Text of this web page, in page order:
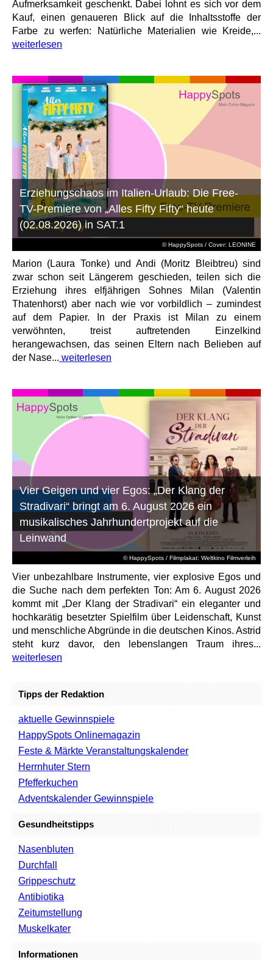
Aufmerksamkeit geschenkt. Dabei lohnt es sich vor dem
Kauf, einen genaueren Blick auf die Inhaltsstoffe der
Farbe zu werfen: Natürliche Materialien wie Kreide,...
weiterlesen
© HappySpots / Cover: LEONINE
Erziehungschaos im Italien-Urlaub: Die Free-
TV-Premiere von „Alles Fifty Fifty“ heute
(02.08.2026) in SAT.1
Marion (Laura Tonke) und Andi (Moritz Bleibtreu) sind
zwar schon seit Längerem geschieden, teilen sich die
Erziehung ihres elfjährigen Sohnes Milan (Valentin
Thatenhorst) aber nach wie vor vorbildlich – zumindest
auf dem Papier. In der Praxis ist Milan zu einem
verwöhnten, treist auftretenden Einzelkind
herangewachsen, das seinen Eltern nach Belieben auf
der Nase... weiterlesen
© HappySpots / Filmplakat: Weltkino Filmverleih
Vier Geigen und vier Egos: „Der Klang der
Stradivari“ bringt am 6. August 2026 ein
musikalisches Jahrhundertprojekt auf die
Leinwand
Vier unbezahlbare Instrumente, vier explosive Egos und
die Suche nach dem perfekten Ton: Am 6. August 2026
kommt mit „Der Klang der Stradivari“ ein eleganter und
hochkarätig besetzter Spielfilm über Leidenschaft, Kunst
und menschliche Abgründe in die deutschen Kinos. Astrid
steht kurz davor, den lebenslangen Traum ihres...
weiterlesen
Tipps der Redaktion
aktuelle Gewinnspiele
HappySpots Onlinemagazin
Feste & Märkte Veranstaltungskalender
Herrnhuter Stern
Pfefferkuchen
Adventskalender Gewinnspiele
Gesundheitstipps
Nasenbluten
Durchfall
Grippeschutz
Antibiotika
Zeitumstellung
Muskelkater
Informationen